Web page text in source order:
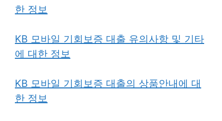
한 정보
KB 모바일 기회보증 대출 유의사항 및 기타
에 대한 정보
KB 모바일 기회보증 대출의 상품안내에 대
한 정보